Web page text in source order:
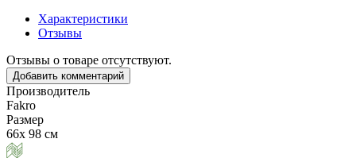
Характеристики
Отзывы
Отзывы о товаре отсутствуют.
Добавить комментарий
Производитель
Fakro
Размер
66х 98 см